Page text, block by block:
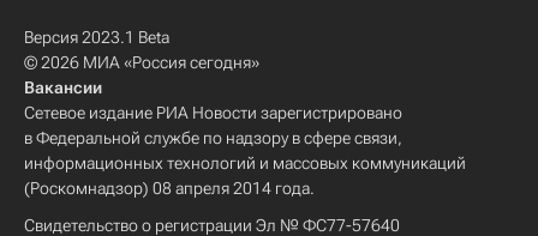
Версия 2023.1 Beta
© 2026 МИА «Россия сегодня»
Вакансии
Сетевое издание РИА Новости зарегистрировано
в Федеральной службе по надзору в сфере связи,
информационных технологий и массовых коммуникаций
(Роскомнадзор) 08 апреля 2014 года.
Свидетельство о регистрации Эл № ФС77-57640